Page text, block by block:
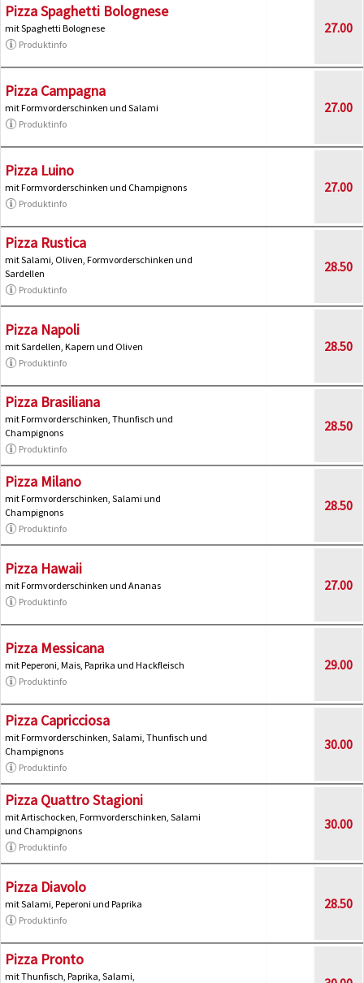
Pizza Spaghetti Bolognese
mit Spaghetti Bolognese
Produktinfo
27.00
Pizza Campagna
mit Formvorderschinken und Salami
Produktinfo
27.00
Pizza Luino
mit Formvorderschinken und Champignons
Produktinfo
27.00
Pizza Rustica
mit Salami, Oliven, Formvorderschinken und
Sardellen
Produktinfo
28.50
Pizza Napoli
mit Sardellen, Kapern und Oliven
Produktinfo
28.50
Pizza Brasiliana
mit Formvorderschinken, Thunfisch und
Champignons
Produktinfo
28.50
Pizza Milano
mit Formvorderschinken, Salami und
Champignons
Produktinfo
28.50
Pizza Hawaii
mit Formvorderschinken und Ananas
Produktinfo
27.00
Pizza Messicana
mit Peperoni, Mais, Paprika und Hackfleisch
Produktinfo
29.00
Pizza Capricciosa
mit Formvorderschinken, Salami, Thunfisch und
Champignons
Produktinfo
30.00
Pizza Quattro Stagioni
mit Artischocken, Formvorderschinken, Salami
und Champignons
Produktinfo
30.00
Pizza Diavolo
mit Salami, Peperoni und Paprika
Produktinfo
28.50
Pizza Pronto
mit Thunfisch, Paprika, Salami,